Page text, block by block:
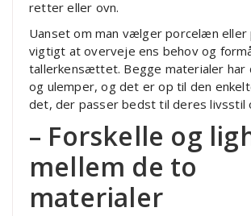
retter eller ovn.
Uanset om man vælger porcelæn
vigtigt at overveje ens behov og
tallerkensættet. Begge materialer har
og ulemper, og det er op til den
det, der passer bedst til deres livsstil
– Forskelle og
mellem de to
materialer